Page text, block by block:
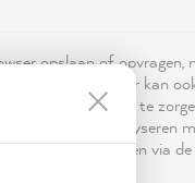
Prijzen incl. BTW
Beschikbaar,
opslaan of opvragen,
noodzakelijk, maar kan
om ervoor te
website te analyseren
aan te bieden via de
genoemd.